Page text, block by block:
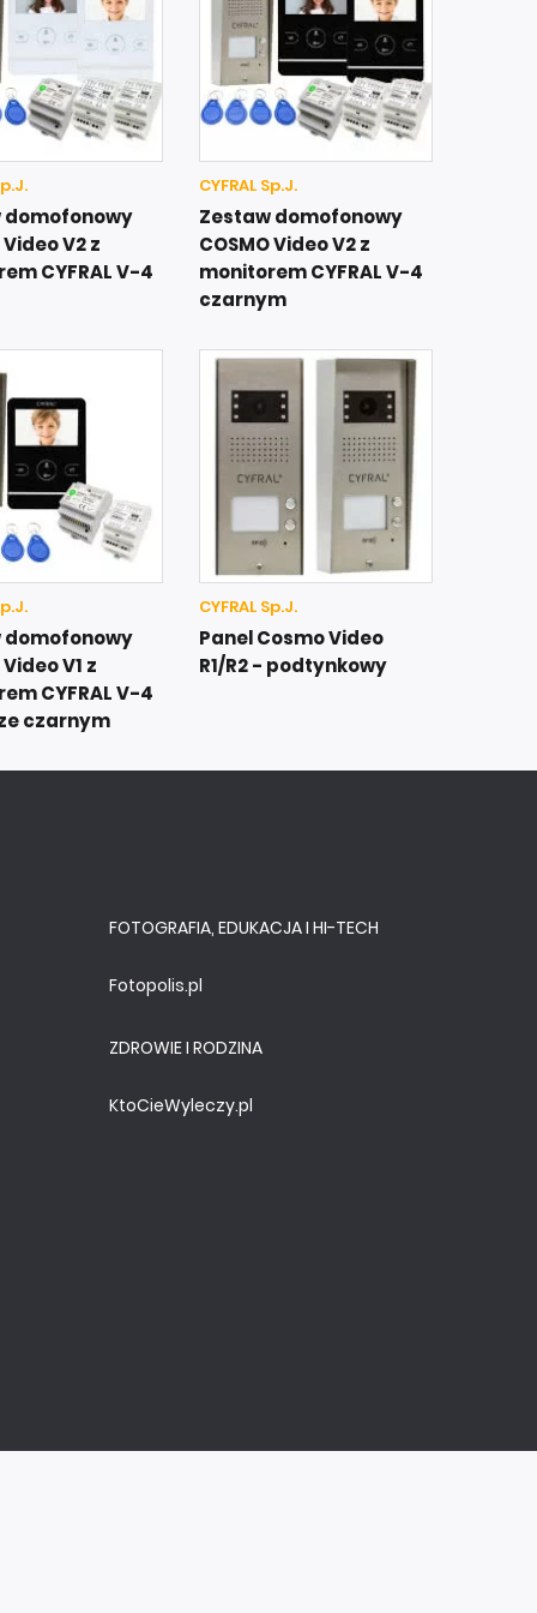
domofonowy
Video V2 z
CYFRAL V-4
CYFRAL Sp.J.
Zestaw domofonowy
COSMO Video V2 z
monitorem CYFRAL V-4
czarnym
domofonowy
Video V1 z
CYFRAL V-4
czarnym
CYFRAL Sp.J.
Panel Cosmo Video
R1/R2 - podtynkowy
FOTOGRAFIA, EDUKACJA I HI-TECH
Fotopolis.pl
ZDROWIE I RODZINA
KtoCieWyleczy.pl